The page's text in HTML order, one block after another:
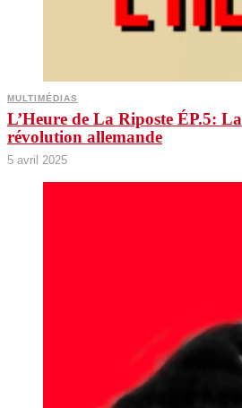
MULTIMÉDIAS
L’Heure de La Riposte ÉP.5: La
révolution allemande
5 avril 2025